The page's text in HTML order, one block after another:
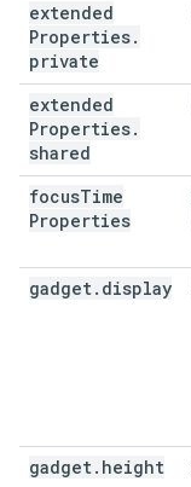
extended
Properties.
private
extended
Properties.
shared
focusTime
Properties
gadget. display
gadget. height